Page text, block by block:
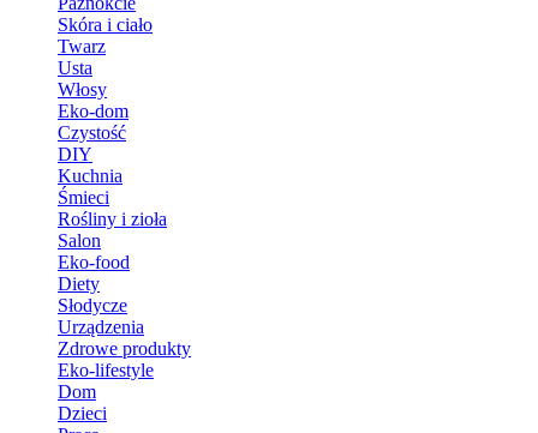
Skóra i ciało
Twarz
Usta
Włosy
Eko-dom
Czystość
DIY
Kuchnia
Śmieci
Rośliny i zioła
Salon
Eko-food
Diety
Słodycze
Urządzenia
Zdrowe produkty
Eko-lifestyle
Dom
Dzieci